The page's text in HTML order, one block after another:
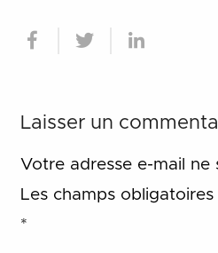
Laisser un
Votre adresse e-mail ne
Les champs
*